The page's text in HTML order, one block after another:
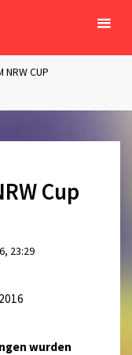
NRW CUP
Cup
23:29
wurden